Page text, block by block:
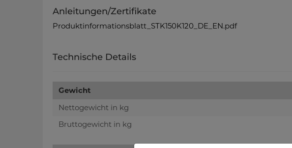
Anleitungen/Zertifikate
Produktinformationsblatt_STK150K120_DE_EN.pdf
Technische Details
Gewicht
Nettogewicht in kg
Bruttogewicht in kg